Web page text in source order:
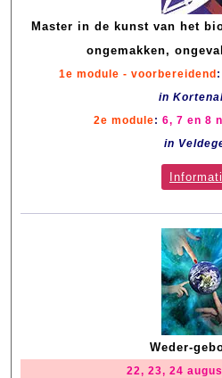
Master in de kunst van het
ongemakken,
1e module - voorbereidend:
in
2e module: 6, 7 en 8
in
Weder-
22, 23, 24